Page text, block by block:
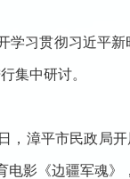
学习贯彻习近平
集中研讨。
，漳平市民政局
电影《边疆军魂